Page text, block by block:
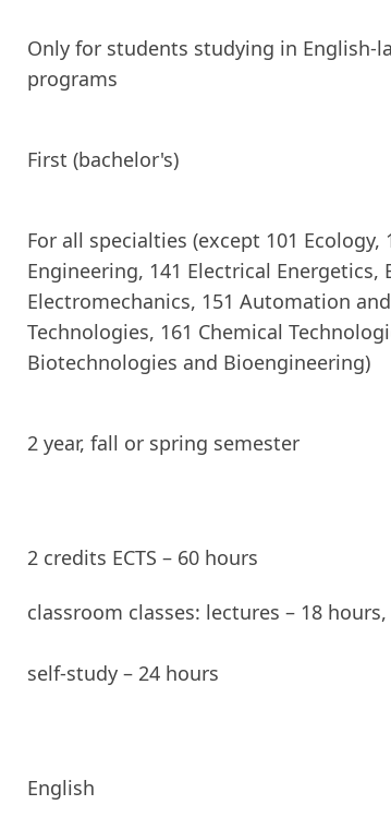
Only for students studying in English-
programs
First (bachelor's)
For all specialties (except 101
Engineering, 141 Electrical Energetics,
Electromechanics, 151 Automation
Technologies, 161 Chemical
Biotechnologies and Bioengineering)
2 year, fall or spring semester
2 credits ECTS – 60 hours
classroom classes: lectures – 18
self-study – 24 hours
English